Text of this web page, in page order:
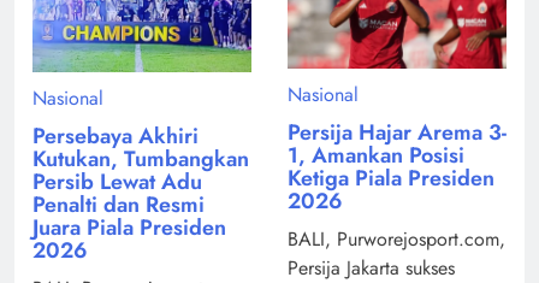
Nasional
Persebaya Akhiri
Kutukan, Tumbangkan
Persib Lewat Adu
Penalti dan Resmi
Juara Piala Presiden
2026
Nasional
Persija Hajar Arema 3-
1, Amankan Posisi
Ketiga Piala Presiden
2026
BALI, Purworejosport.com,
Persija Jakarta sukses